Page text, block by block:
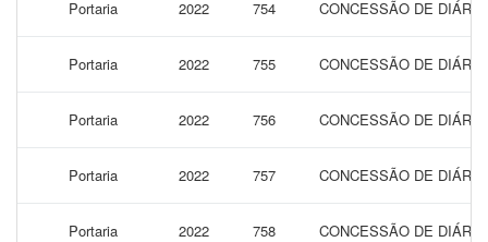
Portaria 2022 754 CONCESSÃO DE
Portaria 2022 755 CONCESSÃO DE
Portaria 2022 756 CONCESSÃO DE
Portaria 2022 757 CONCESSÃO DE
Portaria 2022 758 CONCESSÃO DE